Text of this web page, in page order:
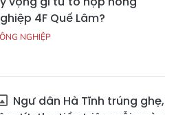
4F Quế Lâm?
NGHIỆP
Ngư dân Hà Tĩnh trúng ghẹ,